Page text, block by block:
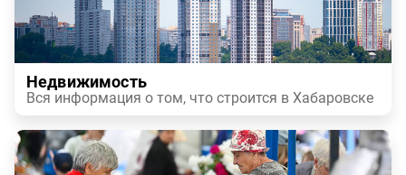
Недвижимость
Вся информация о том, что строится в Хабаровске